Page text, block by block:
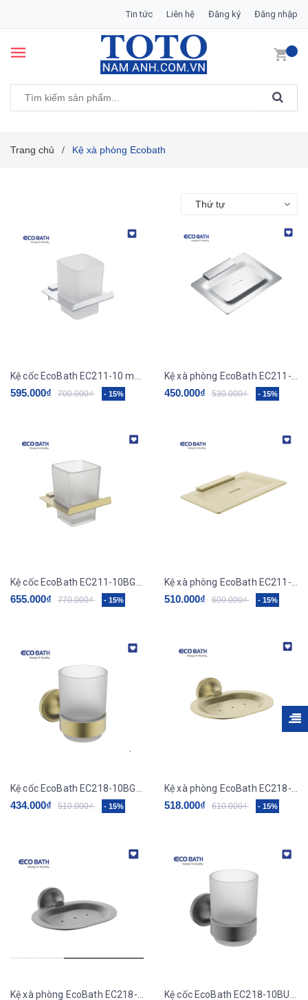
Tin tức Liên hệ Đăng ký Đăng nhập
Trang chủ / Kệ xà phòng Ecobath
Thứ tự
595.000₫ 700.000₫ - 15% 450.000₫ 530.000₫ - 15%
655.000₫ 770.000₫ - 15% 510.000₫ 600.000₫ - 15%
434.000₫ 510.000₫ - 15% 518.000₫ 610.000₫ - 15%